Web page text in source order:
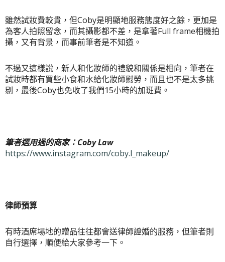
雖然試妝費較貴，但Coby是明顯地服務態度好之餘，更加是
為客人拍照留念，而其攝影都不差，是拿著Full frame相機拍
攝，又有背景，而事前筆者是不知道。
不過又這樣說，新人和化妝師的禮貌和關係是相向，筆者在
試妝時都有買些小食和水給化妝師慰勞，而且也不是太多挑
剔，最後Coby也免收了我們15小時的加班費。
筆者選用過的商家：Coby Law
https://www.instagram.com/coby.l_makeup/
律師預算
有時酒席場地的贈品往往都會送律師證婚的服務，但筆者則
自行選擇，順便給大家參考一下。